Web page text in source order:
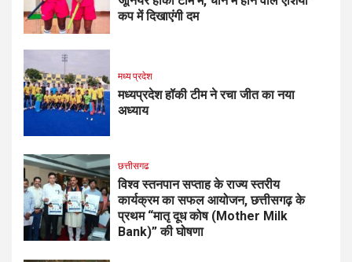
कप में दिखाएंगी दम
मध्य प्रदेश
मध्यप्रदेश हॉकी टीम ने रचा जीत का नया
अध्याय
छत्तीसगढ
विश्व स्तनपान सप्ताह के राज्य स्तरीय
कार्यक्रम का सफल आयोजन, छत्तीसगढ़ के
प्रथम “मातृ दूध कोष (Mother Milk
Bank)” की घोषणा